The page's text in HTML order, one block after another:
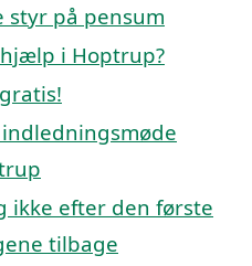
styr på pensum
i Hoptrup?
ikke efter den første
tilbage